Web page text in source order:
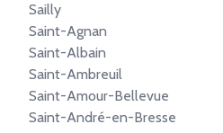
Sailly
Saint-Agnan
Saint-Albain
Saint-Ambreuil
Saint-Amour-Bellevue
Saint-André-en-Bresse